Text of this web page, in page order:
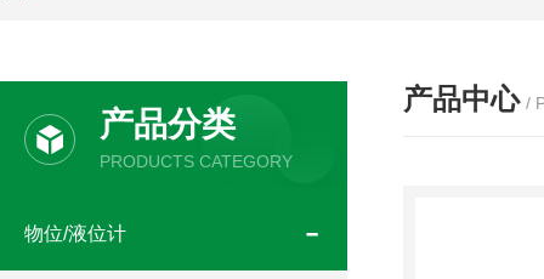
产品分类
PRODUCTS CATEGORY
物位/液位计
产品中心 /